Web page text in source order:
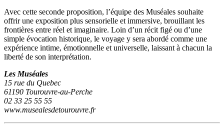
Avec cette seconde proposition, l’équipe des Muséales souhaite
offrir une exposition plus sensorielle et immersive, brouillant les
frontières entre réel et imaginaire. Loin d’un récit figé ou d’une
simple évocation historique, le voyage y sera abordé comme une
expérience intime, émotionnelle et universelle, laissant à chacun la
liberté de son interprétation.
Les Muséales
15 rue du Quebec
61190 Tourouvre-au-Perche
02 33 25 55 55
www.musealesdetourouvre.fr